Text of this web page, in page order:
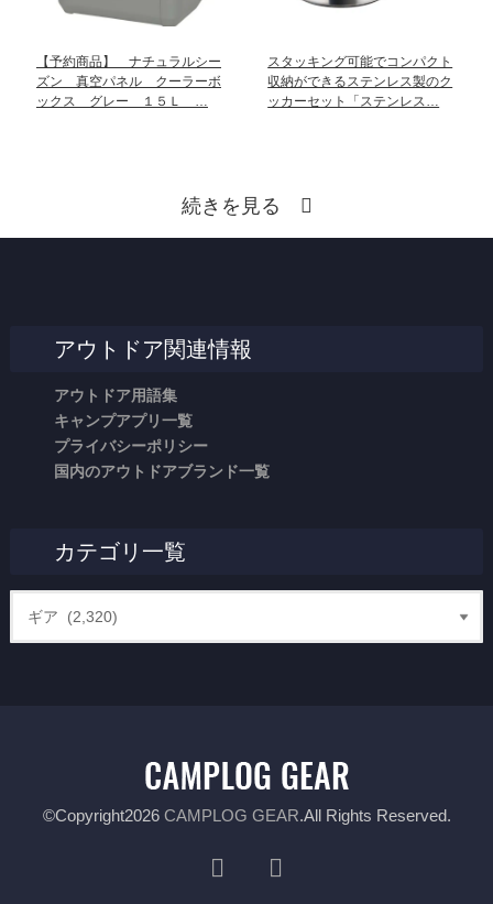
【予約商品】 ナチュラルシー
ズン 真空パネル クーラーボ
ックス グレー １５Ｌ …
スタッキング可能でコンパクト
収納ができるステンレス製のク
ッカーセット「ステンレス…
続きを見る
アウトドア関連情報
アウトドア用語集
キャンプアプリ一覧
プライバシーポリシー
国内のアウトドアブランド一覧
カテゴリ一覧
©Copyright2026 CAMPLOG GEAR.All Rights Reserved.